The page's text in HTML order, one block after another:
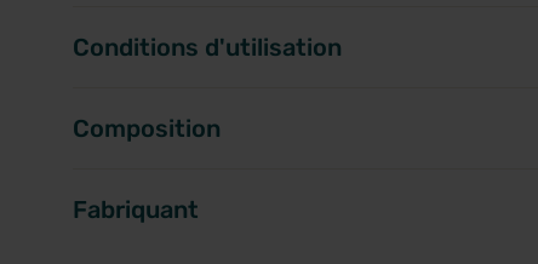
Conditions d'utilisation
Composition
Fabriquant